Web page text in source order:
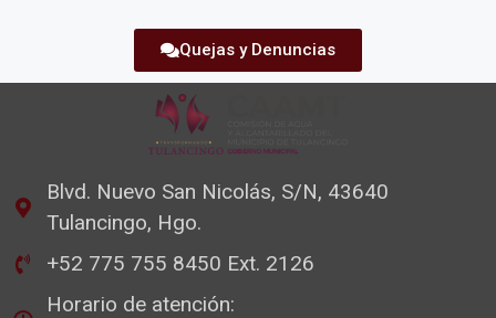
Quejas y Denuncias
Blvd. Nuevo San Nicolás, S/N, 43640
Tulancingo, Hgo.
+52 775 755 8450 Ext. 2126
Horario de atención: